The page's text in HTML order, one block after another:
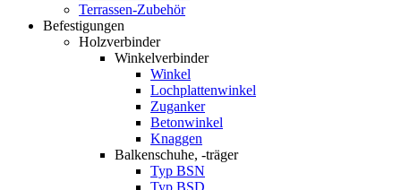
Terrassen-Zubehör
Befestigungen
Holzverbinder
Winkelverbinder
Winkel
Lochplattenwinkel
Zuganker
Betonwinkel
Knaggen
Balkenschuhe, -träger
Typ BSN
Typ BSD